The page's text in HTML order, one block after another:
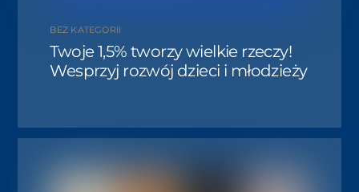
BEZ KATEGORII
Twoje 1,5% tworzy wielkie rzeczy!
Wesprzyj rozwój dzieci i młodzieży